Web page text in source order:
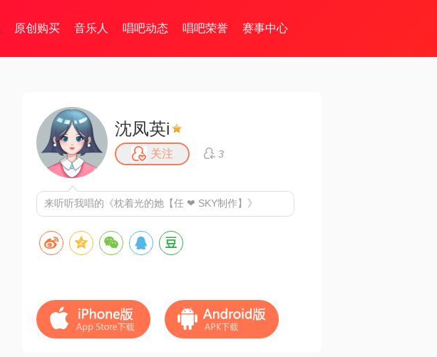
原创购买 音乐人 唱吧动态 唱吧荣誉 赛事中心
沈凤英i
关注 3
来听听我唱的《枕着光的她【任 ❤ SKY制作】》